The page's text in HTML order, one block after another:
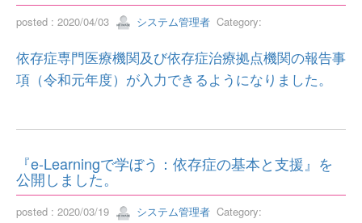
posted : 2020/04/03 システム管理者 Category:
依存症専門医療機関及び依存症治療拠点機関の報告事
項（令和元年度）が入力できるようになりました。
『e-Learningで学ぼう：依存症の基本と支援』を
公開しました。
posted : 2020/03/19 システム管理者 Category: